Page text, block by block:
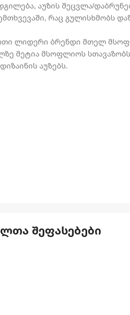
აუზის შეცვლა/
რაც გულისხმობს
ლიდერი ბრენდი მთელ
მეტია მსოფლიოს
აუზებს.
შეფასებები